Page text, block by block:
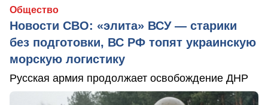
Общество
Новости СВО: «элита» ВСУ — старики
без подготовки, ВС РФ топят украинскую
морскую логистику
Русская армия продолжает освобождение ДНР